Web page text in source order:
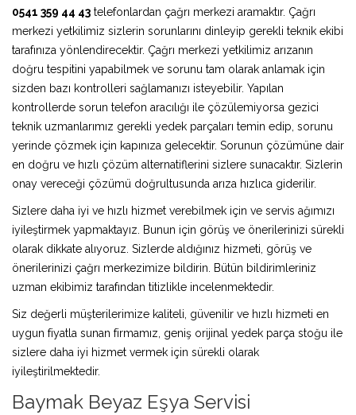
0541 359 44 43 telefonlardan çağrı merkezi aramaktır. Çağrı
merkezi yetkilimiz sizlerin sorunlarını dinleyip gerekli teknik ekibi
tarafınıza yönlendirecektir. Çağrı merkezi yetkilimiz arızanın
doğru tespitini yapabilmek ve sorunu tam olarak anlamak için
sizden bazı kontrolleri sağlamanızı isteyebilir. Yapılan
kontrollerde sorun telefon aracılığı ile çözülemiyorsa gezici
teknik uzmanlarımız gerekli yedek parçaları temin edip, sorunu
yerinde çözmek için kapınıza gelecektir. Sorunun çözümüne dair
en doğru ve hızlı çözüm alternatiflerini sizlere sunacaktır. Sizlerin
onay vereceği çözümü doğrultusunda arıza hızlıca giderilir.
Sizlere daha iyi ve hızlı hizmet verebilmek için ve servis ağımızı
iyileştirmek yapmaktayız. Bunun için görüş ve önerilerinizi sürekli
olarak dikkate alıyoruz. Sizlerde aldığınız hizmeti, görüş ve
önerilerinizi çağrı merkezimize bildirin. Bütün bildirimleriniz
uzman ekibimiz tarafından titizlikle incelenmektedir.
Siz değerli müşterilerimize kaliteli, güvenilir ve hızlı hizmeti en
uygun fiyatla sunan firmamız, geniş orijinal yedek parça stoğu ile
sizlere daha iyi hizmet vermek için sürekli olarak
iyileştirilmektedir.
Baymak Beyaz Eşya Servisi